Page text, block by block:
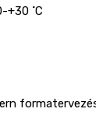
˚C